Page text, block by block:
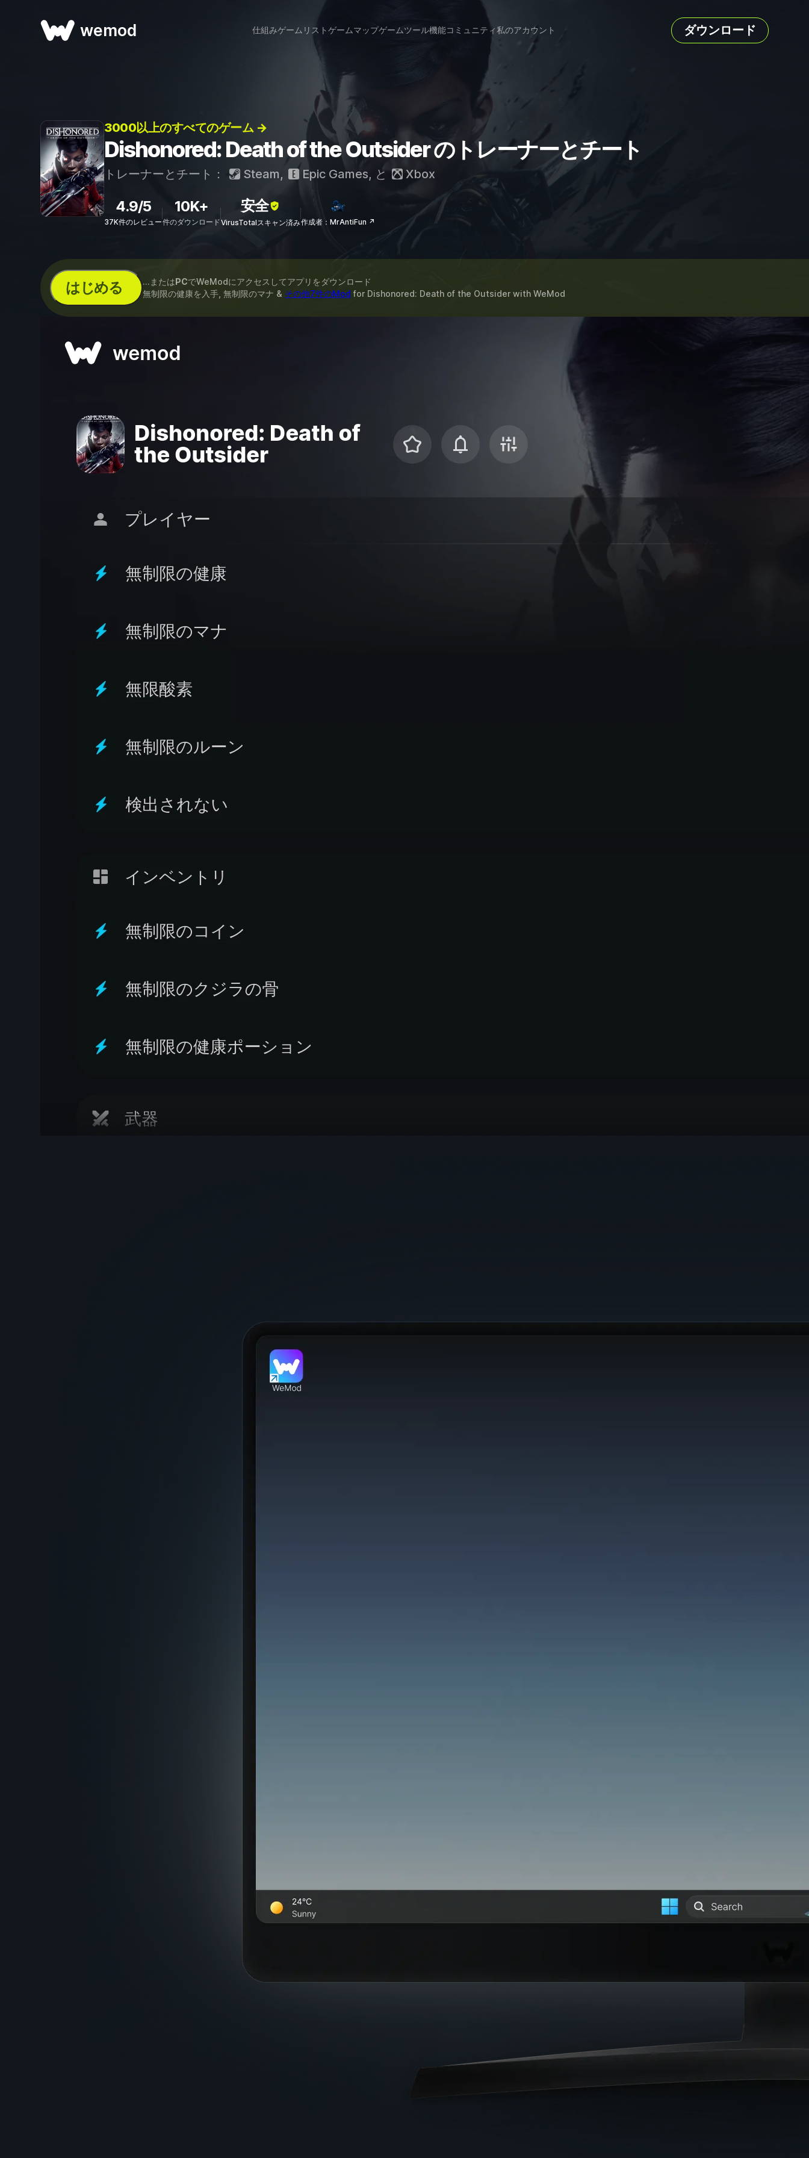
wemod 仕組みゲームリストゲームマップゲームツール機能コミュニティ私のアカウント ダウンロード
3000以上のすべてのゲーム →
Dishonored: Death of the Outsider のトレーナーとチート
トレーナーとチート： Steam, Epic Games, と Xbox
4.9/5
37K件のレビュー
10K+
件のダウンロード
安全
VirusTotalスキャン済み作成者：MrAntiFun ↗
はじめる ...またはPCでWeModにアクセスしてアプリをダウンロード
無制限の健康を入手, 無制限のマナ & その他7件のMod for Dishonored: Death of the Outsider with WeMod